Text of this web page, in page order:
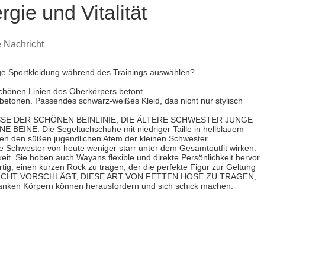
und Vitalität
Nachricht
Sportkleidung während des Trainings auswählen?
Linien des Oberkörpers betont.
Passendes schwarz-weißes Kleid, das nicht nur stylisch
DER SCHÖNEN BEINLINIE, DIE ÄLTERE SCHWESTER JUNGE
BEINE. Die Segeltuchschuhe mit niedriger Taille in hellblauem
den süßen jugendlichen Atem der kleinen Schwester.
von heute weniger starr unter dem Gesamtoutfit wirken.
Sie hoben auch Wayans flexible und direkte Persönlichkeit hervor.
einen kurzen Rock zu tragen, der die perfekte Figur zur Geltung
VORSCHLÄGT, DIESE ART VON FETTEN HOSE ZU TRAGEN,
Körpern können herausfordern und sich schick machen.